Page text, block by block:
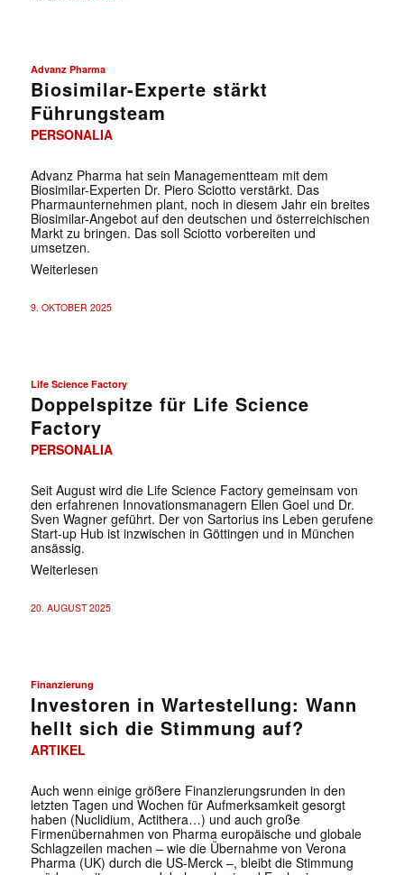
Advanz Pharma
Biosimilar-Experte stärkt
Führungsteam
PERSONALIA
Advanz Pharma hat sein Managementteam mit dem
Biosimilar-Experten Dr. Piero Sciotto verstärkt. Das
Pharmaunternehmen plant, noch in diesem Jahr ein breites
Biosimilar-Angebot auf den deutschen und österreichischen
Markt zu bringen. Das soll Sciotto vorbereiten und
umsetzen.
Weiterlesen
9. OKTOBER 2025
Life Science Factory
Doppelspitze für Life Science
Factory
PERSONALIA
Seit August wird die Life Science Factory gemeinsam von
den erfahrenen Innovationsmanagern Ellen Goel und Dr.
Sven Wagner geführt. Der von Sartorius ins Leben gerufene
Start-up Hub ist inzwischen in Göttingen und in München
ansässig.
Weiterlesen
20. AUGUST 2025
Finanzierung
Investoren in Wartestellung: Wann
hellt sich die Stimmung auf?
ARTIKEL
Auch wenn einige größere Finanzierungsrunden in den
letzten Tagen und Wochen für Aufmerksamkeit gesorgt
haben (Nuclidium, Actithera…) und auch große
Firmenübernahmen von Pharma europäische und globale
Schlagzeilen machen – wie die Übernahme von Verona
Pharma (UK) durch die US-Merck –, bleibt die Stimmung